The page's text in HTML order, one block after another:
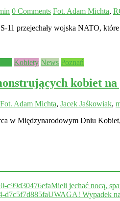
0 Comments Fot. Adam Michta,
11 przejechały wojska NATO,
Kobiety News Poznań
kobiet
Fot. Adam Michta, Jacek Jaśkowiak,
Międzynarodowym Dniu Kobiet,
Mieli jechać nocą,
UWAGA! Wypadek